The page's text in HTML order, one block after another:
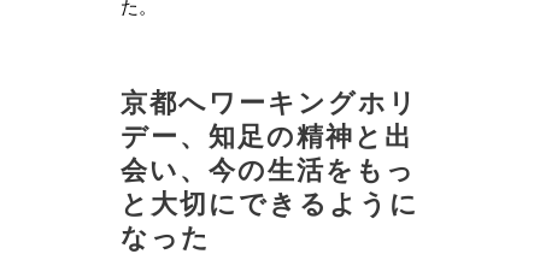
た。
京都へワーキングホリ
デー、知足の精神と出
会い、今の生活をもっ
と大切にできるように
なった